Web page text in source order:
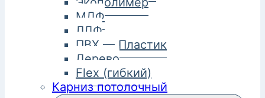
МДФ
ЛДФ
ПВХ — Пластик
Дерево
Flex (гибкий)
Карниз потолочный